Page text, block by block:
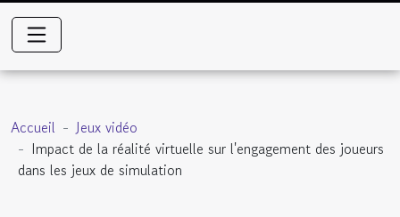
Accueil
Jeux vidéo
Impact de la réalité virtuelle sur l'engagement des joueurs
dans les jeux de simulation